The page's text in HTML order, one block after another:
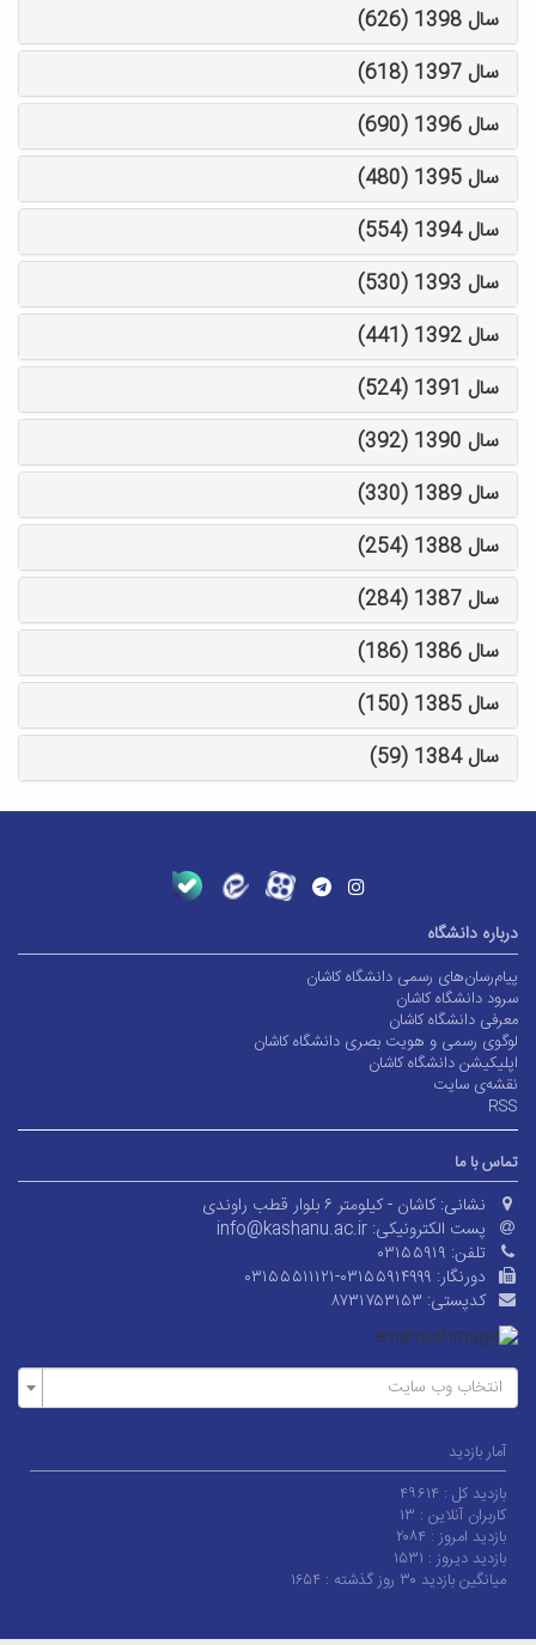
سال 1398 (626)
سال 1397 (618)
سال 1396 (690)
سال 1395 (480)
سال 1394 (554)
سال 1393 (530)
سال 1392 (441)
سال 1391 (524)
سال 1390 (392)
سال 1389 (330)
سال 1388 (254)
سال 1387 (284)
سال 1386 (186)
سال 1385 (150)
سال 1384 (59)
درباره دانشگاه
پیام‌رسان‌های رسمی دانشگاه کاشان
سرود دانشگاه کاشان
معرفی دانشگاه کاشان
لوگوی رسمی و هویت بصری دانشگاه کاشان
اپلیکیشن دانشگاه کاشان
نقشه‌ی سایت
RSS
تماس با ما
نشانی: کاشان - کیلومتر ۶ بلوار قطب راوندی
پست الکترونیکی: info@kashanu.ac.ir
تلفن: ۰۳۱۵۵۹۱۹
دورنگار: ۰۳۱۵۵۵۱۱۱۲۱-۰۳۱۵۵۹۱۴۹۹۹
کدپستی: ۸۷۳۱۷۵۳۱۵۳
انتخاب وب سایت
آمار بازدید
بازدید کل : ۴۹۶۱۴
کاربران آنلاین : ۱۳
بازدید امروز : ۲۰۸۴
بازدید دیروز : ۱۵۳۱
میانگین بازدید ۳۰ روز گذشته :
۱۶۵۴